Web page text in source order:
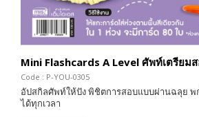
Mini Flashcards A Level ศัพท์เตรียม
Code : P-YOU-0305
อัปสกิลศัพท์ให้ปัง พิชิตการสอบแบบผ่านฉลุย
ได้ทุกเวลา